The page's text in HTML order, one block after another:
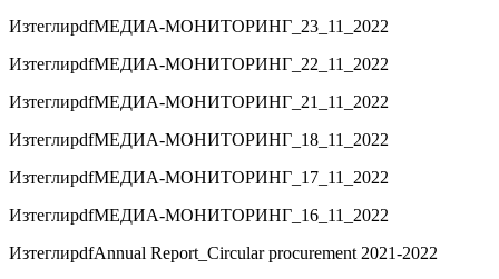
ИзтеглиpdfМЕДИА-МОНИТОРИНГ_23_11_2022
ИзтеглиpdfМЕДИА-МОНИТОРИНГ_22_11_2022
ИзтеглиpdfМЕДИА-МОНИТОРИНГ_21_11_2022
ИзтеглиpdfМЕДИА-МОНИТОРИНГ_18_11_2022
ИзтеглиpdfМЕДИА-МОНИТОРИНГ_17_11_2022
ИзтеглиpdfМЕДИА-МОНИТОРИНГ_16_11_2022
ИзтеглиpdfAnnual Report_Circular procurement 2021-2022